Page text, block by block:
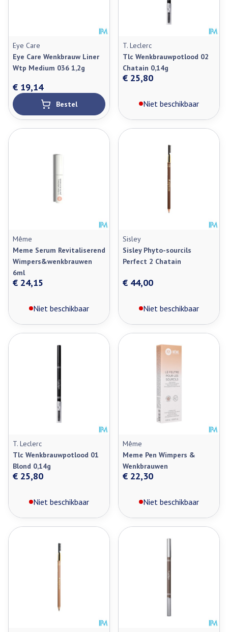
Eye Care
Eye Care Wenkbrauw Liner
Wtp Medium 036 1,2g
€ 19,14
Bestel
T. Leclerc
Tlc Wenkbrauwpotlood 02
Chatain 0,14g
€ 25,80
Niet beschikbaar
Même
Meme Serum Revitaliserend
Wimpers&wenkbrauwen
6ml
€ 24,15
Niet beschikbaar
Sisley
Sisley Phyto-sourcils
Perfect 2 Chatain
€ 44,00
Niet beschikbaar
T. Leclerc
Tlc Wenkbrauwpotlood 01
Blond 0,14g
€ 25,80
Niet beschikbaar
Même
Meme Pen Wimpers &
Wenkbrauwen
€ 22,30
Niet beschikbaar